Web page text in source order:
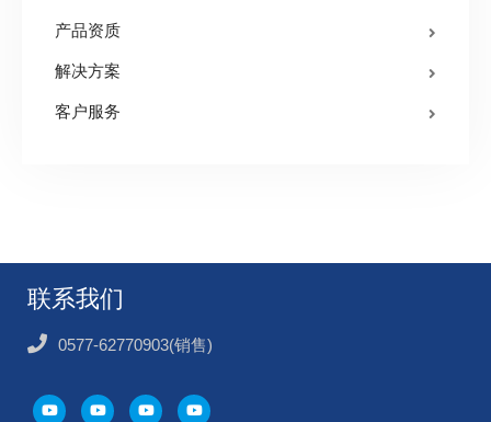
产品资质
解决方案
客户服务
联系我们
0577-62770903(销售)